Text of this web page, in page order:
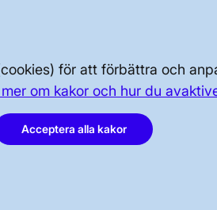
för att förbättra och
om kakor och hur du
Acceptera alla kakor
OM OSS